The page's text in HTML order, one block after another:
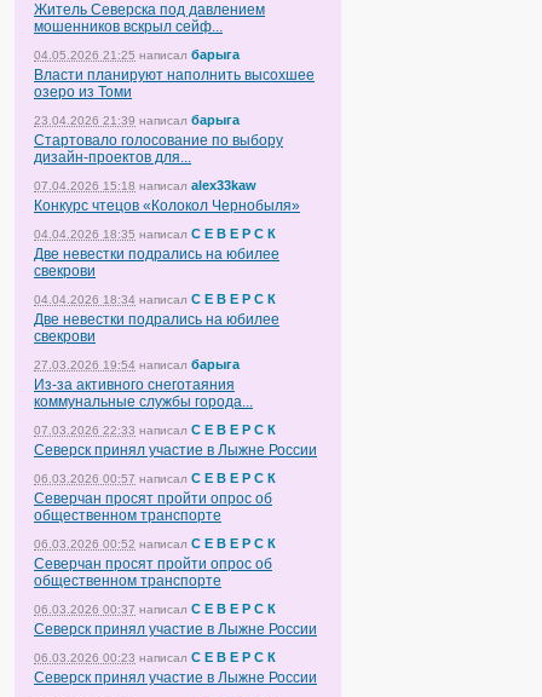
Житель Северска под давлением
мошенников вскрыл сейф...
04.05.2026 21:25 написал барыга
Власти планируют наполнить высохшее
озеро из Томи
23.04.2026 21:39 написал барыга
Стартовало голосование по выбору
дизайн-проектов для...
07.04.2026 15:18 написал alex33kaw
Конкурс чтецов «Колокол Чернобыля»
04.04.2026 18:35 написал С Е В Е Р С К
Две невестки подрались на юбилее
свекрови
04.04.2026 18:34 написал С Е В Е Р С К
Две невестки подрались на юбилее
свекрови
27.03.2026 19:54 написал барыга
Из-за активного снеготаяния
коммунальные службы города...
07.03.2026 22:33 написал С Е В Е Р С К
Северск принял участие в Лыжне России
06.03.2026 00:57 написал С Е В Е Р С К
Северчан просят пройти опрос об
общественном транспорте
06.03.2026 00:52 написал С Е В Е Р С К
Северчан просят пройти опрос об
общественном транспорте
06.03.2026 00:37 написал С Е В Е Р С К
Северск принял участие в Лыжне России
06.03.2026 00:23 написал С Е В Е Р С К
Северск принял участие в Лыжне России